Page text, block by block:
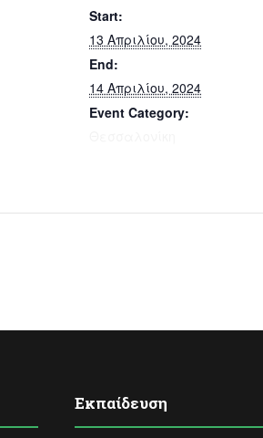
Start:
13 Απριλίου, 2024
End:
14 Απριλίου, 2024
Event Category:
Εκπαίδευση